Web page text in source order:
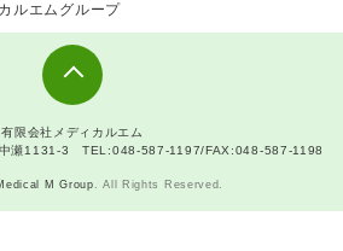
ルエムグループ
有限会社メディカルエム
瀬1131-3 TEL:048-587-1197/FAX:048-587-1198
M Group. All Rights Reserved.